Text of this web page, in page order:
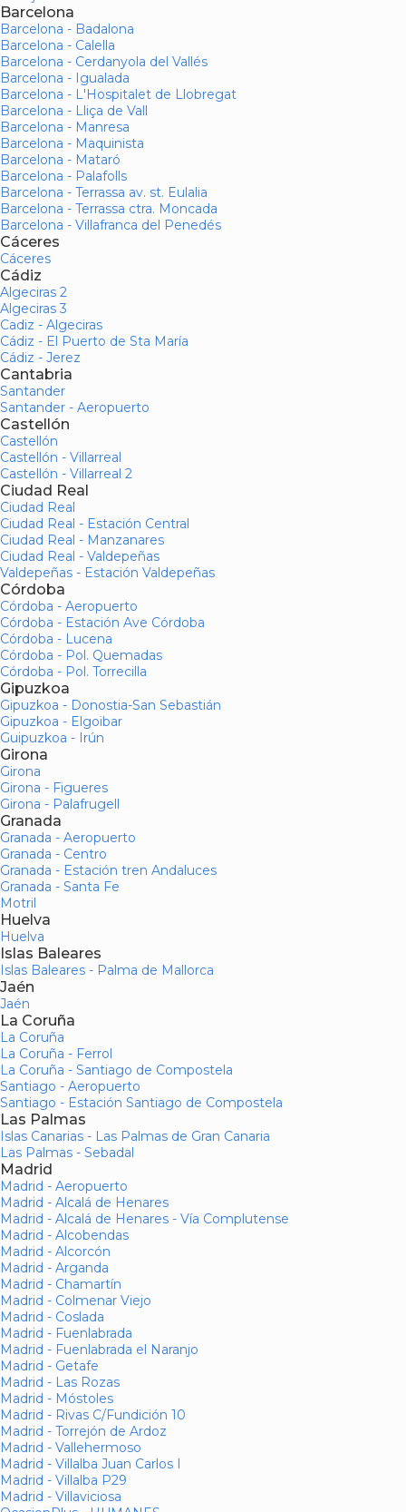
Barcelona
Barcelona - Badalona
Barcelona - Calella
Barcelona - Cerdanyola del Vallés
Barcelona - Igualada
Barcelona - L'Hospitalet de Llobregat
Barcelona - Lliça de Vall
Barcelona - Manresa
Barcelona - Maquinista
Barcelona - Mataró
Barcelona - Palafolls
Barcelona - Terrassa av. st. Eulalia
Barcelona - Terrassa ctra. Moncada
Barcelona - Villafranca del Penedés
Cáceres
Cáceres
Cádiz
Algeciras 2
Algeciras 3
Cadiz - Algeciras
Cádiz - El Puerto de Sta María
Cádiz - Jerez
Cantabria
Santander
Santander - Aeropuerto
Castellón
Castellón
Castellón - Villarreal
Castellón - Villarreal 2
Ciudad Real
Ciudad Real
Ciudad Real - Estación Central
Ciudad Real - Manzanares
Ciudad Real - Valdepeñas
Valdepeñas - Estación Valdepeñas
Córdoba
Córdoba - Aeropuerto
Córdoba - Estación Ave Córdoba
Córdoba - Lucena
Córdoba - Pol. Quemadas
Córdoba - Pol. Torrecilla
Gipuzkoa
Gipuzkoa - Donostia-San Sebastián
Gipuzkoa - Elgoibar
Guipuzkoa - Irún
Girona
Girona
Girona - Figueres
Girona - Palafrugell
Granada
Granada - Aeropuerto
Granada - Centro
Granada - Estación tren Andaluces
Granada - Santa Fe
Motril
Huelva
Huelva
Islas Baleares
Islas Baleares - Palma de Mallorca
Jaén
Jaén
La Coruña
La Coruña
La Coruña - Ferrol
La Coruña - Santiago de Compostela
Santiago - Aeropuerto
Santiago - Estación Santiago de Compostela
Las Palmas
Islas Canarias - Las Palmas de Gran Canaria
Las Palmas - Sebadal
Madrid
Madrid - Aeropuerto
Madrid - Alcalá de Henares
Madrid - Alcalá de Henares - Vía Complutense
Madrid - Alcobendas
Madrid - Alcorcón
Madrid - Arganda
Madrid - Chamartín
Madrid - Colmenar Viejo
Madrid - Coslada
Madrid - Fuenlabrada
Madrid - Fuenlabrada el Naranjo
Madrid - Getafe
Madrid - Las Rozas
Madrid - Móstoles
Madrid - Rivas C/Fundición 10
Madrid - Torrejón de Ardoz
Madrid - Vallehermoso
Madrid - Villalba Juan Carlos I
Madrid - Villalba P29
Madrid - Villaviciosa